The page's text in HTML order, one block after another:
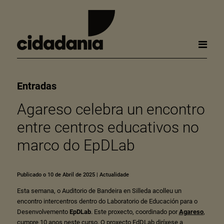
Entradas
Agareso celebra un encontro
entre centros educativos no
marco do EpDLab
Publicado o 10 de Abril de 2025| Actualidade
Esta semana, o Auditorio de Bandeira en Silleda acolleu un
encontro intercentros dentro do Laboratorio de Educación para o
Desenvolvemento EpDLab.Este proxecto, coordinado por Agareso,
cumpre 10 anos neste curso. O proxecto EdDLab diríxese a